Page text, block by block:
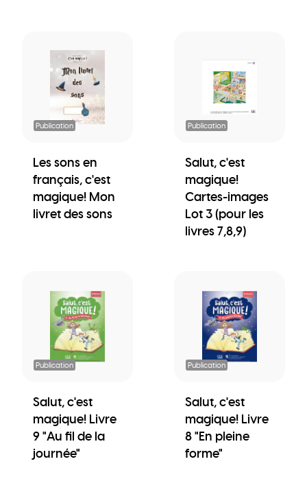
Publication
Les sons en
français, c'est
magique! Mon
livret des sons
Publication
Salut, c'est
magique!
Cartes-images
Lot 3 (pour les
livres 7,8,9)
Publication
Salut, c'est
magique! Livre
9 "Au fil de la
journée"
Publication
Salut, c'est
magique! Livre
8 "En pleine
forme"